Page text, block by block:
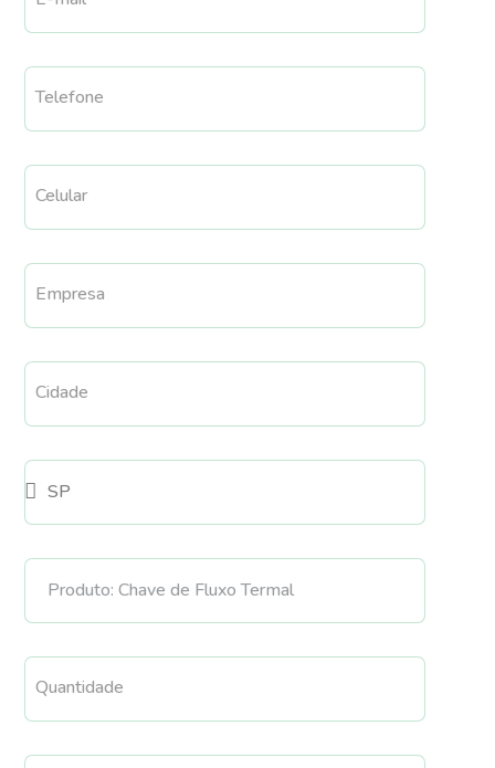
Telefone
Celular
Empresa
Cidade
Quantidade